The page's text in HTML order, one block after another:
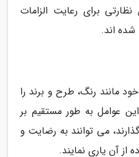
برای رعایت الزامات
اند.
مانند رنگ، طرح و برند را
عوامل به طور مستقیم بر
می توانند به رضایت و
از آن یاری نمایند.